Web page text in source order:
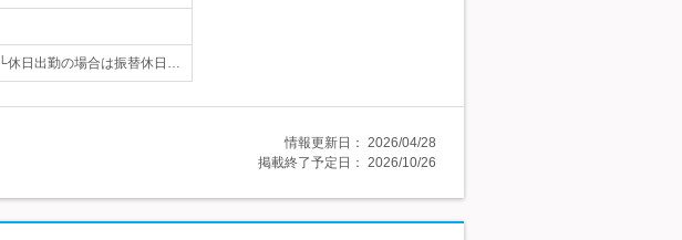
休日出勤の場合は振替休日…
情報更新日： 2026/04/28
掲載終了予定日： 2026/10/26